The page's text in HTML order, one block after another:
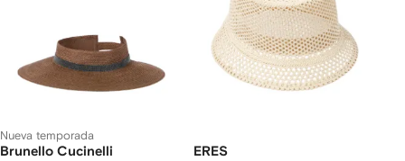
Nueva temporada
Brunello Cucinelli ERES